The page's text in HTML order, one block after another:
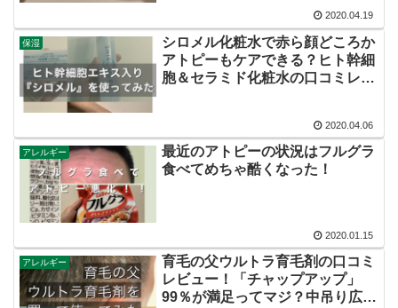
2020.04.19
保湿
シロメル化粧水で赤ら顔どころか
アトピーもケアできる？ヒト幹細
胞＆セラミド化粧水の口コミレビ
2020.04.06
アレルギー
最近のアトピーの状況はフルグラ
食べてめちゃ酷くなった！
2020.01.15
アレルギー
育毛の父ウルトラ育毛剤の口コミ
レビュー！「チャップアップ」
99％が満足ってマジ？中吊り広告